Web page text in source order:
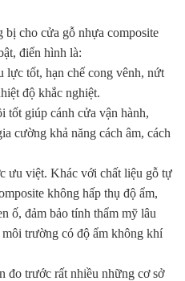
bị cho cửa gỗ nhựa composite
điển hình là:
tốt, hạn chế cong vênh, nứt
độ khắc nghiệt.
tốt giúp cánh cửa vận hành,
cường khả năng cách âm, cách
ưu việt. Khác với chất liệu gỗ tự
không hấp thụ độ ẩm,
ố, đảm bảo tính thẩm mỹ lâu
trường có độ ẩm không khí
đo trước rất nhiều những cơ sở